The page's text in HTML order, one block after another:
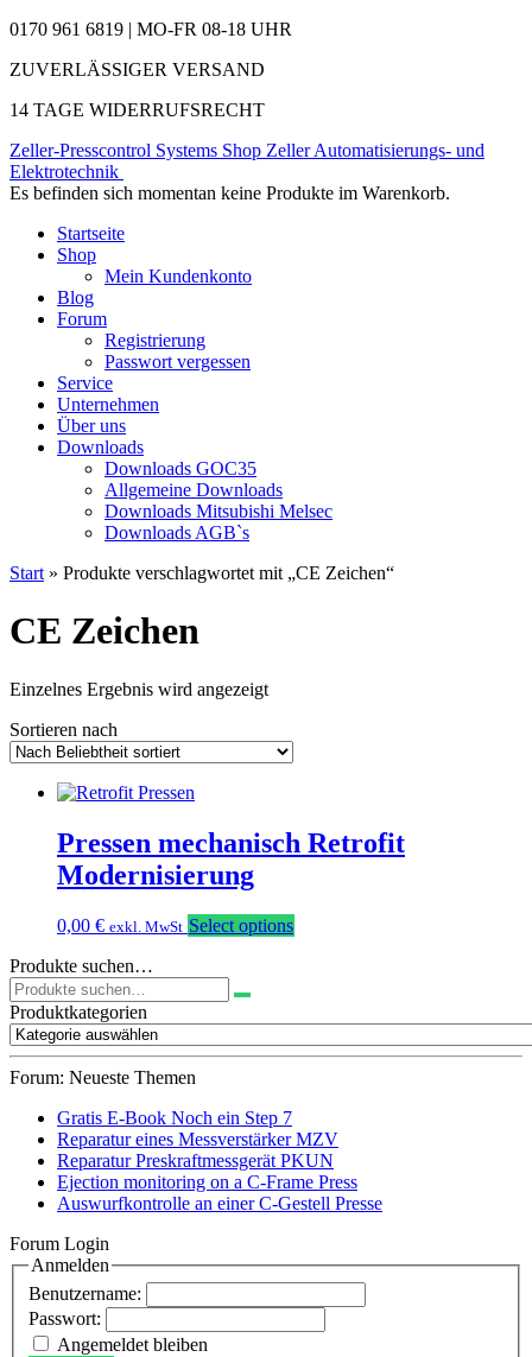
0170 961 6819 | MO-FR 08-18 UHR
ZUVERLÄSSIGER VERSAND
14 TAGE WIDERRUFSRECHT
Zeller-Presscontrol Systems Shop Zeller Automatisierungs- und
Elektrotechnik
Es befinden sich momentan keine Produkte im Warenkorb.
Startseite
Shop
Mein Kundenkonto
Blog
Forum
Registrierung
Passwort vergessen
Service
Unternehmen
Über uns
Downloads
Downloads GOC35
Allgemeine Downloads
Downloads Mitsubishi Melsec
Downloads AGB`s
Start » Produkte verschlagwortet mit „CE Zeichen“
CE Zeichen
Einzelnes Ergebnis wird angezeigt
Sortieren nach
Pressen mechanisch Retrofit
Modernisierung
0,00 € exkl. MwSt Select options
Produkte suchen…
Suchen
nach:
Produktkategorien
Forum: Neueste Themen
Gratis E-Book Noch ein Step 7
Reparatur eines Messverstärker MZV
Reparatur Preskraftmessgerät PKUN
Ejection monitoring on a C-Frame Press
Auswurfkontrolle an einer C-Gestell Presse
Forum Login
Anmelden
Benutzername:
Passwort:
Angemeldet bleiben